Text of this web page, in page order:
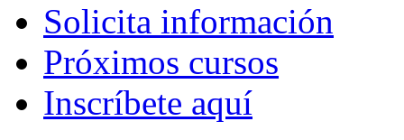
Solicita información
Próximos cursos
Inscríbete aquí